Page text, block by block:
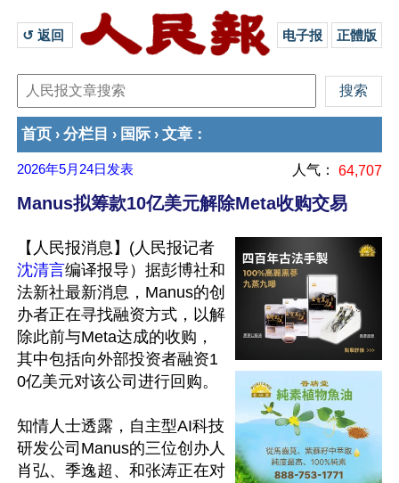
↺ 返回 电子报 正體版
首页 › 分栏目 › 国际 › 文章 ：
2026年5月24日 发表 人气： 64,707
Manus拟筹款10亿美元解除Meta收购交易
【人民报消息】(人民报记者
沈清言编译报导）据彭博社和
法新社最新消息，Manus的创
办者正在寻找融资方式，以解
除此前与Meta达成的收购，
其中包括向外部投资者融资1
0亿美元对该公司进行回购。
知情人士透露，自主型AI科技
研发公司Manus的三位创办人
肖弘、季逸超、和张涛正在对